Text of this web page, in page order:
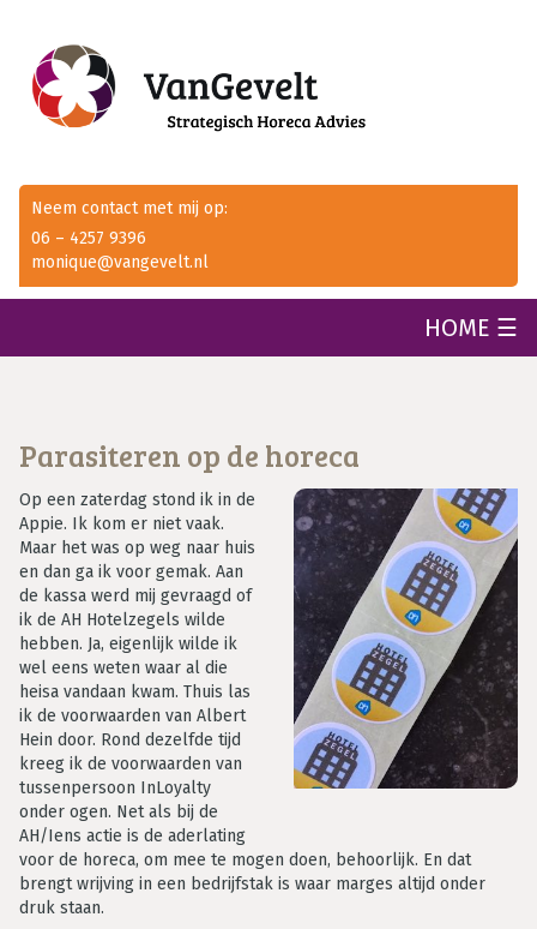
Neem contact met mij op:
06 – 4257 9396
monique@vangevelt.nl
HOME ☰
Parasiteren op de horeca
Op een zaterdag stond ik in de
Appie. Ik kom er niet vaak.
Maar het was op weg naar huis
en dan ga ik voor gemak. Aan
de kassa werd mij gevraagd of
ik de AH Hotelzegels wilde
hebben. Ja, eigenlijk wilde ik
wel eens weten waar al die
heisa vandaan kwam. Thuis las
ik de voorwaarden van Albert
Hein door. Rond dezelfde tijd
kreeg ik de voorwaarden van
tussenpersoon InLoyalty
onder ogen. Net als bij de
AH/Iens actie is de aderlating
voor de horeca, om mee te mogen doen, behoorlijk. En dat
brengt wrijving in een bedrijfstak is waar marges altijd onder
druk staan.